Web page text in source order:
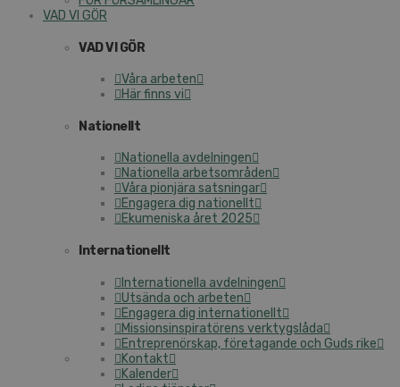
VAD VI GÖR
VAD VI GÖR
Våra arbeten
Här finns vi
Nationellt
Nationella avdelningen
Nationella arbetsområden
Våra pionjära satsningar
Engagera dig nationellt
Ekumeniska året 2025
Internationellt
Internationella avdelningen
Utsända och arbeten
Engagera dig internationellt
Missionsinspiratörens verktygslåda
Entreprenörskap, företagande och Guds rike
Kontakt
Kalender